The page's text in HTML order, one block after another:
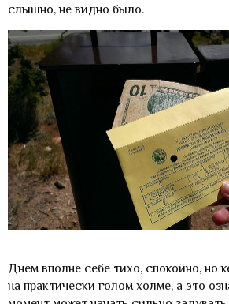
слышно, не видно было.
Днем вполне себе тихо, спокойно, но
на практически голом холме, а это